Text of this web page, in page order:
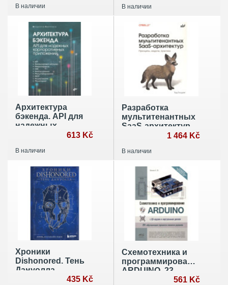
В наличии В наличии
Архитектура
бэкенда. API для
надежных
корпоративных613 Kč
В наличии
Разработка
мультитенантных
SaaS-архитектур.
1 464 Kč
В наличии
Хроники
Dishonored. Тень
Дануолла
435 Kč
Схемотехника и
программирование
ARDUINO. 23
561 Kč